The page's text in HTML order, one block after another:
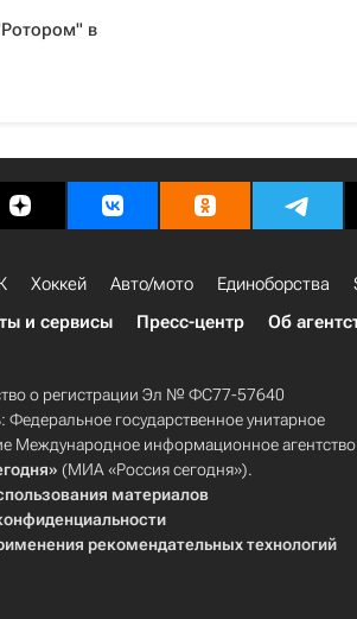
в
Хоккей Авто/мото Единоборства
и сервисы Пресс-центр Об
о регистрации Эл № ФС77-57640
Федеральное государственное унитарное
Международное информационное агентство
(МИА «Россия сегодня»).
материалов
рекомендательных технологий